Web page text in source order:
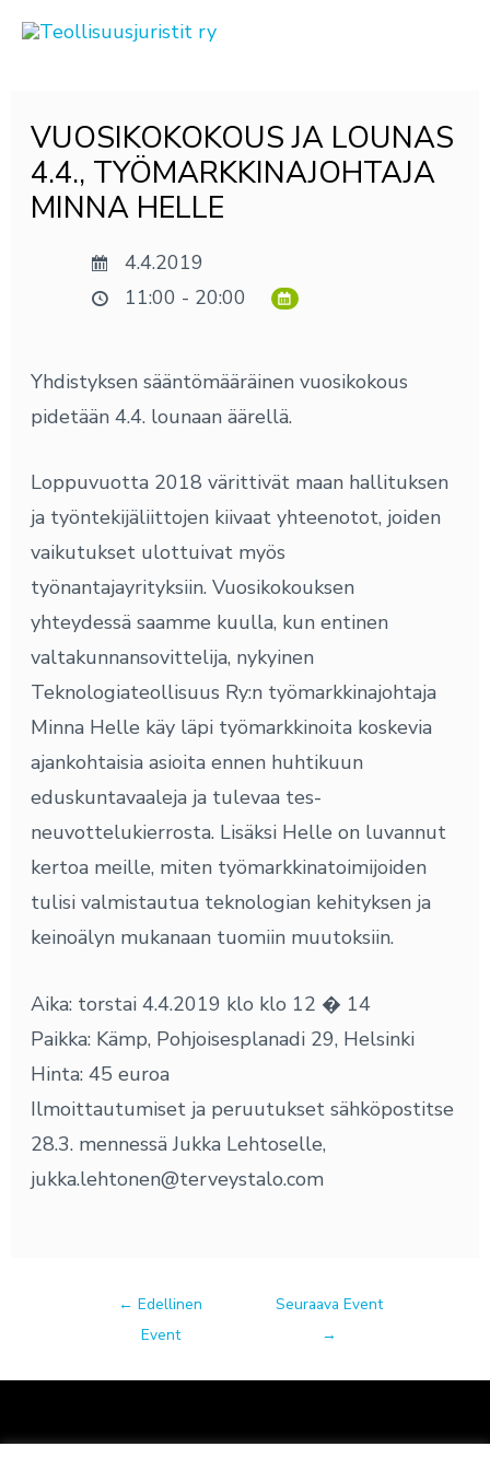
Siirry
VUOSIKOKOKOUS JA LOUNAS
4.4., TYÖMARKKINAJOHTAJA
MINNA HELLE
4.4.2019
11:00 - 20:00
Yhdistyksen sääntömääräinen vuosikokous
pidetään 4.4. lounaan äärellä.
Loppuvuotta 2018 värittivät maan hallituksen
ja työntekijäliittojen kiivaat yhteenotot, joiden
vaikutukset ulottuivat myös
työnantajayrityksiin. Vuosikokouksen
yhteydessä saamme kuulla, kun entinen
valtakunnansovittelija, nykyinen
Teknologiateollisuus Ry:n työmarkkinajohtaja
Minna Helle käy läpi työmarkkinoita koskevia
ajankohtaisia asioita ennen huhtikuun
eduskuntavaaleja ja tulevaa tes-
neuvottelukierrosta. Lisäksi Helle on luvannut
kertoa meille, miten työmarkkinatoimijoiden
tulisi valmistautua teknologian kehityksen ja
keinoälyn mukanaan tuomiin muutoksiin.
Aika: torstai 4.4.2019 klo klo 12 � 14
Paikka: Kämp, Pohjoisesplanadi 29, Helsinki
Hinta: 45 euroa
Ilmoittautumiset ja peruutukset sähköpostitse
28.3. mennessä Jukka Lehtoselle,
jukka.lehtonen@terveystalo.com
navigation
← Edellinen
Event
Seuraava Event
→